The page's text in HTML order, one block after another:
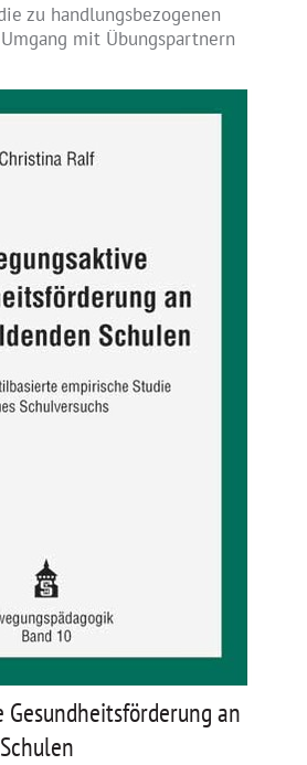
zu handlungsbezogenen
mit Übungspartnern
Gesundheitsförderung an